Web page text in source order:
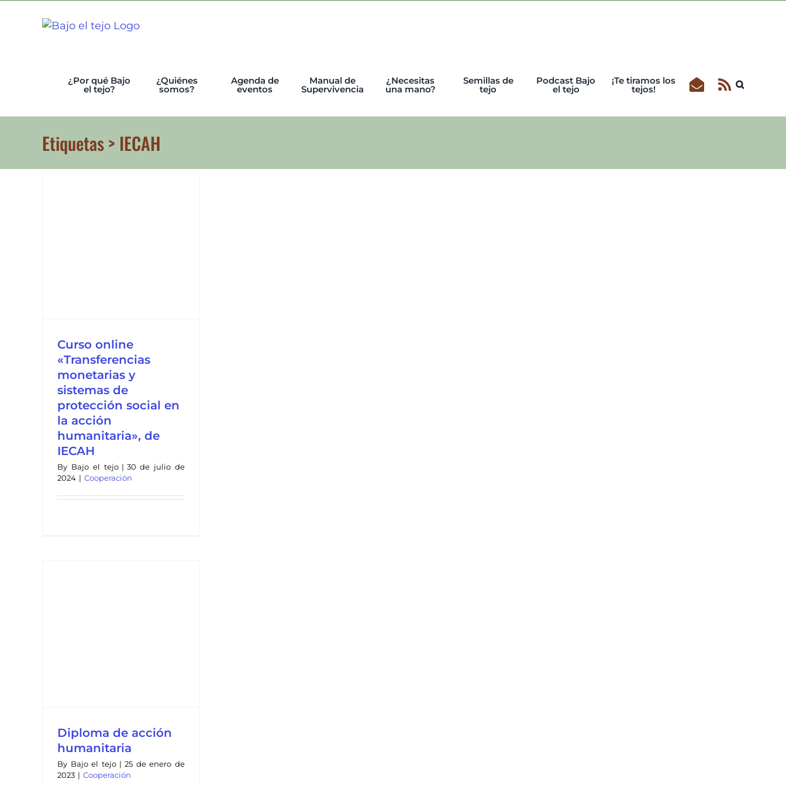
¿Por qué Bajo
el tejo?
¿Quiénes
somos?
Agenda de
eventos
Manual de
Supervivencia
¿Necesitas
una mano?
Semillas de
tejo
Podcast Bajo
el tejo
¡Te tiramos los
tejos!
Etiquetas > IECAH
Curso online
«Transferencias
monetarias y
sistemas de
protección social en
la acción
humanitaria», de
IECAH
By Bajo el tejo | 30 de julio de
2024 | Cooperación
Diploma de acción
humanitaria
By Bajo el tejo | 25 de enero de
2023 | Cooperación